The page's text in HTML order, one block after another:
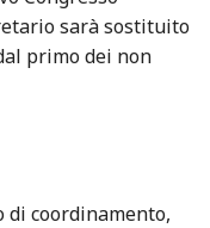
sarà sostituito
primo dei non
coordinamento,